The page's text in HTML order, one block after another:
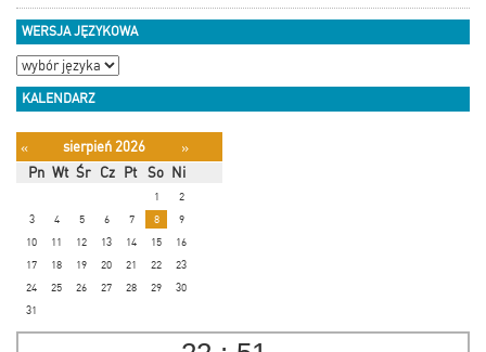
WERSJA JĘZYKOWA
KALENDARZ
« sierpień 2026
»
Pn Wt Śr Cz Pt So Ni
1
2
3
4 5 6 7 8
9
10
11 12 13 14 15
16
17
18 19 20 21 22
23
24
25 26 27 28 29
30
31